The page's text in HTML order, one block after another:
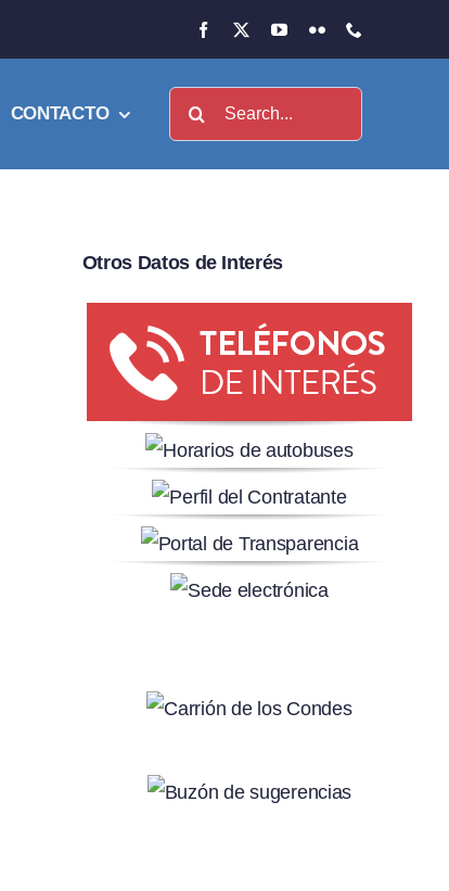
CONTACTO Buscar:
Otros Datos de Interés